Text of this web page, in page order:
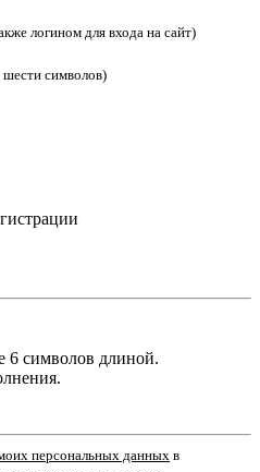
логином для входа на сайт)
символов)
6 символов длиной.
персональных данных в